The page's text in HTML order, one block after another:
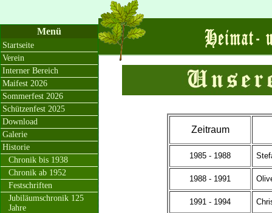
Zeitraum
1985 - 1988
1988 - 1991
1991 - 1994
Menü
Startseite
Verein
Interner Bereich
Maifest 2026
Sommerfest 2026
Schützenfest 2025
Download
Galerie
Historie
Chronik bis 1938
Chronik ab 1952
Festschriften
Jubiläumschronik 125
Jahre